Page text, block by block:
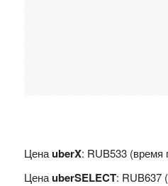
ЦенаuberX: RUB533 (время
ЦенаuberSELECT: RUB637